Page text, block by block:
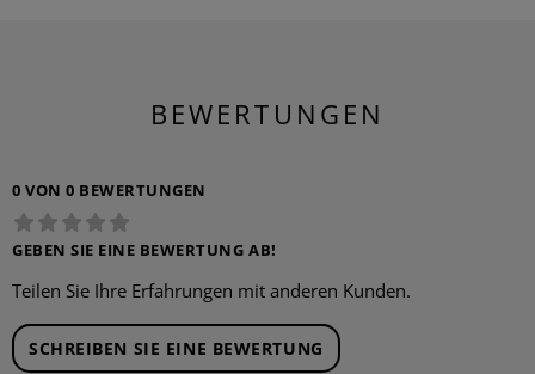
BEWERTUNGEN
0 VON 0 BEWERTUNGEN
GEBEN SIE EINE BEWERTUNG AB!
Teilen Sie Ihre Erfahrungen mit anderen Kunden.
SCHREIBEN SIE EINE BEWERTUNG